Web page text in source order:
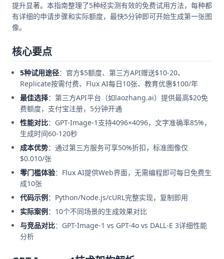
提升显著。本指南整理了5种经实测有效的免费试用方法，每种都
有详细的申请步骤和实际额度，最快5分钟即可开始生成第一张图
像。
核心要点
5种试用途径：官方$5额度、第三方API赠送$10-20、
Replicate按需付费、Flux AI每日10张、教育优惠$100/年
最佳选择：第三方API平台（如laozhang.ai）提供最高$20免
费额度，支付宝注册，5分钟开通
性能对比：GPT-Image-1支持4096×4096，文字准确率85%，
生成时间60-120秒
成本优势：通过第三方服务可享50%折扣，标准图像仅
$0.010/张
零门槛体验：Flux AI提供Web界面，无需编程即可每日免费生
成10张
代码示例：Python/Node.js/cURL完整实现，复制即用
实际案例：10个不同场景的生成效果对比
与竞品对比：GPT-Image-1 vs GPT-4o vs DALL-E 3详细性能
分析